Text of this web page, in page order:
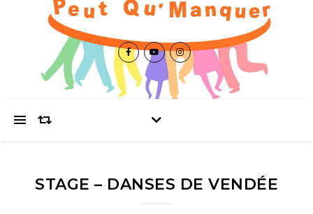
STAGE – DANSES DE VENDÉE